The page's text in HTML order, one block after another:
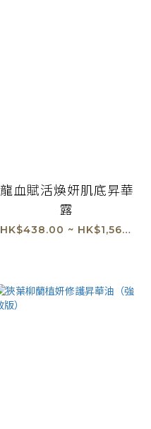
龍血賦活煥妍肌底昇華
露
HK$438.00 ~ HK$1,564.00